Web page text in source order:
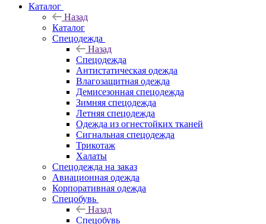
Каталог
Назад
Каталог
Спецодежда
Назад
Спецодежда
Антистатическая одежда
Влагозащитная одежда
Демисезонная спецодежда
Зимняя спецодежда
Летняя спецодежда
Одежда из огнестойких тканей
Сигнальная спецодежда
Трикотаж
Халаты
Спецодежда на заказ
Авиационная одежда
Корпоративная одежда
Спецобувь
Назад
Спецобувь